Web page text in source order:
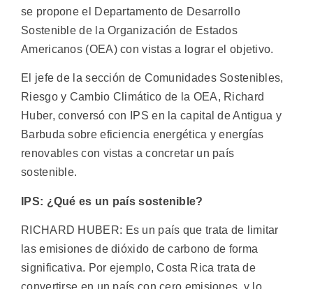
se propone el Departamento de Desarrollo
Sostenible de la Organización de Estados
Americanos (OEA) con vistas a lograr el objetivo.
El jefe de la sección de Comunidades Sostenibles,
Riesgo y Cambio Climático de la OEA, Richard
Huber, conversó con IPS en la capital de Antigua y
Barbuda sobre eficiencia energética y energías
renovables con vistas a concretar un país
sostenible.
IPS: ¿Qué es un país sostenible?
RICHARD HUBER: Es un país que trata de limitar
las emisiones de dióxido de carbono de forma
significativa. Por ejemplo, Costa Rica trata de